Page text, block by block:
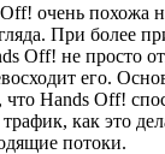
очень похожа
При более
Off! не просто
его.
что Hands Off!
как это
потоки.